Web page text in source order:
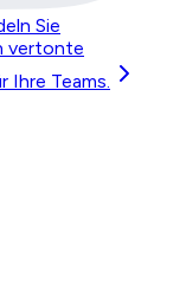
Sie
vertonte
Ihre Teams.